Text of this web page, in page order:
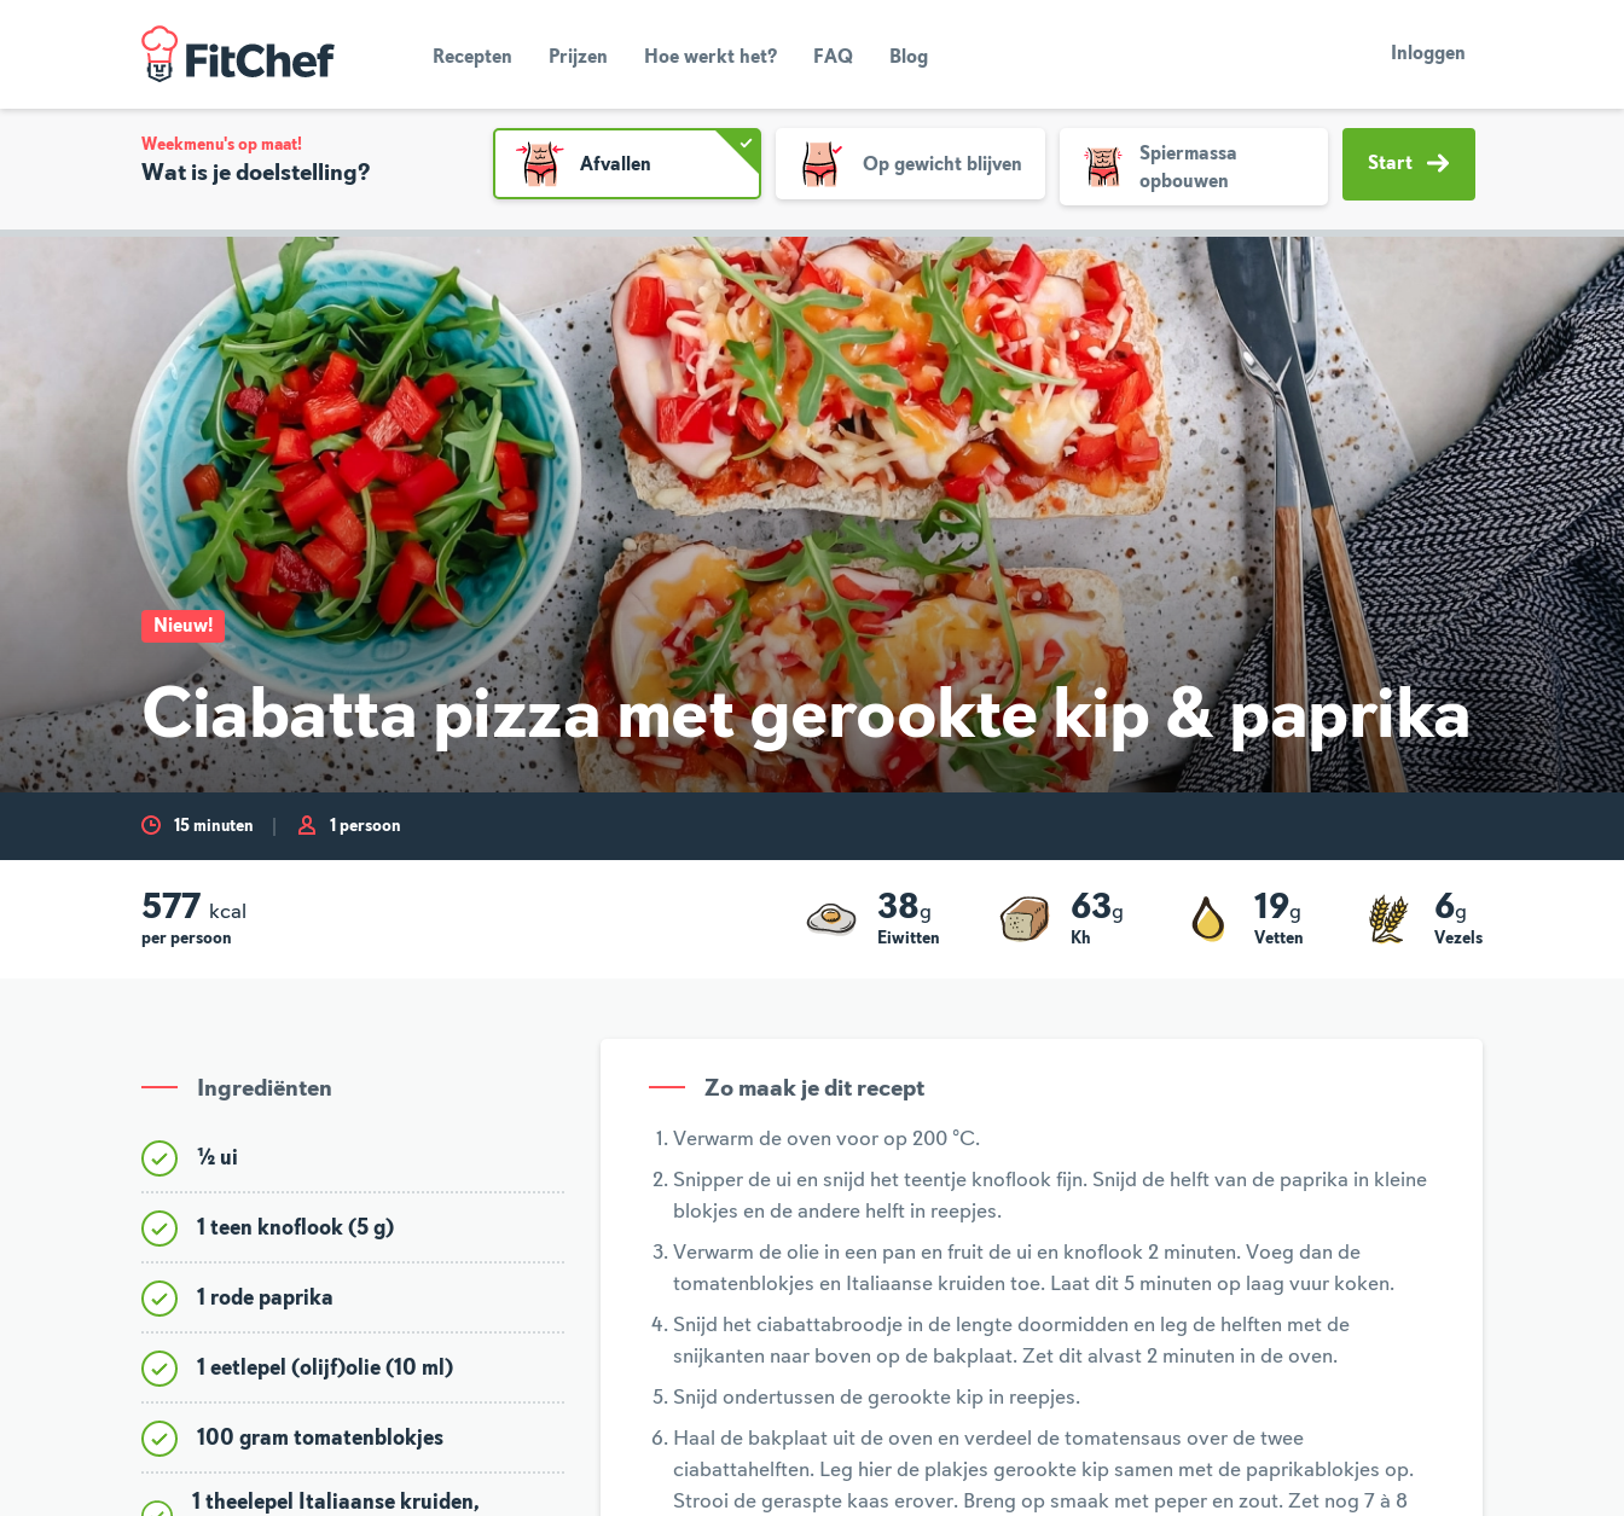
Recepten Prijzen Hoe werkt het? FAQ Blog Inloggen
Weekmenu's op maat!
Wat is je doelstelling? Afvallen Op gewicht blijven
Spiermassa
opbouwen
Start
Nieuw!
Ciabatta pizza met gerookte kip & paprika
15 minuten 1 persoon
577 kcal
per persoon
38g
Eiwitten
63g
Kh
19g
Vetten
6g
Vezels
Ingrediënten
½ ui
1 teen knoflook (5 g)
1 rode paprika
1 eetlepel (olijf)olie (10 ml)
100 gram tomatenblokjes
1 theelepel Italiaanse kruiden,
Zo maak je dit recept
Verwarm de oven voor op 200 °C.
Snipper de ui en snijd het teentje knoflook fijn. Snijd de helft van de paprika in kleine
blokjes en de andere helft in reepjes.
Verwarm de olie in een pan en fruit de ui en knoflook 2 minuten. Voeg dan de
tomatenblokjes en Italiaanse kruiden toe. Laat dit 5 minuten op laag vuur koken.
Snijd het ciabattabroodje in de lengte doormidden en leg de helften met de
snijkanten naar boven op de bakplaat. Zet dit alvast 2 minuten in de oven.
Snijd ondertussen de gerookte kip in reepjes.
Haal de bakplaat uit de oven en verdeel de tomatensaus over de twee
ciabattahelften. Leg hier de plakjes gerookte kip samen met de paprikablokjes op.
Strooi de geraspte kaas erover. Breng op smaak met peper en zout. Zet nog 7 à 8